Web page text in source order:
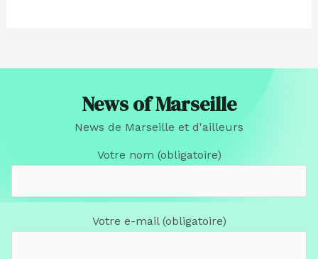
News of Marseille
News de Marseille et d'ailleurs
Votre nom (obligatoire)
Votre e-mail (obligatoire)